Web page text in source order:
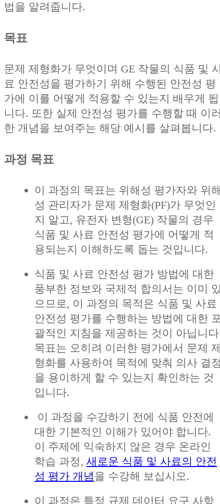
법을 알려줍니다.
목표
문제 제형화가 무엇이며 GE 작물의 식품 및
료 안전성을 평가하기 위해 수행된 안전성 평
가에 이를 어떻게 적용할 수 있는지 배우게 됩
니다. 또한 실제 안전성 평가를 수행할 때 이
한 개념을 보여주는 해당 예시를 살펴봅니다.
과정 목표
이 과정의 목표는 위해성 평가자와 위
성 관리자가 문제 제형화(PF)가 무엇인
지 알고, 유전자 변형(GE) 작물의 경우
식품 및 사료 안전성 평가에 어떻게 적
용되는지 이해하도록 돕는 것입니다.
식품 및 사료 안전성 평가 방법에 대한
풍부한 정보와 국제적 합의서는 이미
으므로, 이 과정의 목적은 식품 및 사료
안전성 평가를 수행하는 방법에 대한
괄적인 지침을 제공하는 것이 아닙니
목표는 오히려 이러한 평가에서 문제
형화를 사용하여 목적에 맞춰 의사 결
을 용이하게 할 수 있는지 확인하는 것
입니다.
이 과정을 수강하기 전에 식품 안전에
대한 기본적인 이해가 있어야 합니다.
이 주제에 익숙하지 않은 경우 온라인
학습 과정, 새로운 식품 및 사료의 안전
성 평가 개념을 수강해 보십시오.
이 과정은 특정 규제 데이터 요구 사항